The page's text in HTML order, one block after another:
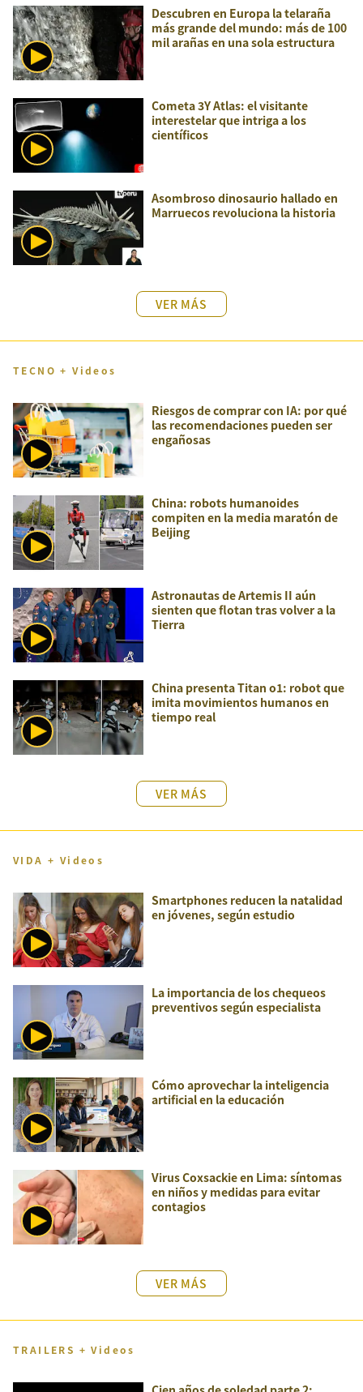
Descubren en Europa la telaraña
más grande del mundo: más de 100
mil arañas en una sola estructura
Cometa 3Y Atlas: el visitante
interestelar que intriga a los
científicos
Asombroso dinosaurio hallado en
Marruecos revoluciona la historia
VER MÁS
TECNO + Videos
Riesgos de comprar con IA: por qué
las recomendaciones pueden ser
engañosas
China: robots humanoides
compiten en la media maratón de
Beijing
Astronautas de Artemis II aún
sienten que flotan tras volver a la
Tierra
China presenta Titan o1: robot que
imita movimientos humanos en
tiempo real
VER MÁS
VIDA + Videos
Smartphones reducen la natalidad
en jóvenes, según estudio
La importancia de los chequeos
preventivos según especialista
Cómo aprovechar la inteligencia
artificial en la educación
Virus Coxsackie en Lima: síntomas
en niños y medidas para evitar
contagios
VER MÁS
TRAILERS + Videos